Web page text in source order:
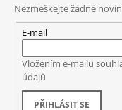
Nezmeškejte žádné
E-mail
Vložením e-mailu
údajů
PŘIHLÁSIT SE